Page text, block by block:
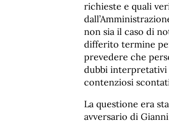
richieste e quali
non sia il caso di
differito termine
prevedere che
dubbi interpretativi
contenziosi
La questione era
avversario di